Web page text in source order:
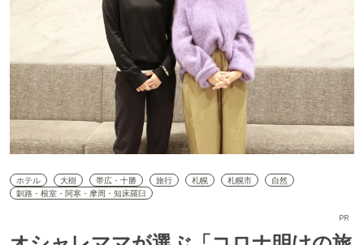
ホテル 大樹 帯広・十勝 旅行 札幌 札幌市
自然
釧路・根室・阿寒・摩周・知床羅臼
PR